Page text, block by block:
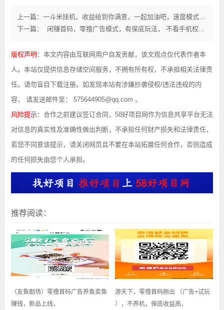
上一篇：一斗米挂机，收益给到你满意，一起加油吧，速度模式，最经典项目
下一篇： 闲赚首码，零撸广告模式，有保底玩法， 不看手机权重，团队模式，
版权声明 ：本文内容由互联网用户自发贡献，该文观点仅代表作者本
人。本站仅提供信息存储空间服务，不拥有所有权，不承担相关法律责
任。请勿盲目下载注册。如发现本站有涉嫌抄袭侵权/违法违规的内
容， 请发送邮件至： 575644905@qq.com 。
风险提示：合作之前建议签订合同，58好项目网作为信息共享平台无法
对信息的真实性及准确性做出判断，不承担任何财产损失和法律责任，
若您不同意该提示，请关闭网页且不要在本站拓展任何合作，否则造成
的任何损失由您个人承担。
推荐阅读：
（友鱼剧场）零撸首码广告养鱼卖鱼
赚钱，新品上线，
游天下，零撸首码刚出 （广告+试玩
），不养机，保底收益高，